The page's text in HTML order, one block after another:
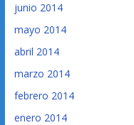
junio 2014
mayo 2014
abril 2014
marzo 2014
febrero 2014
enero 2014